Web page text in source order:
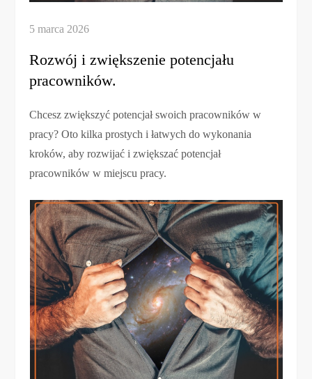
Rozwój i zwiększenie potencjału
pracowników.
Chcesz zwiększyć potencjał swoich pracowników w
pracy? Oto kilka prostych i łatwych do wykonania
kroków, aby rozwijać i zwiększać potencjał
pracowników w miejscu pracy.